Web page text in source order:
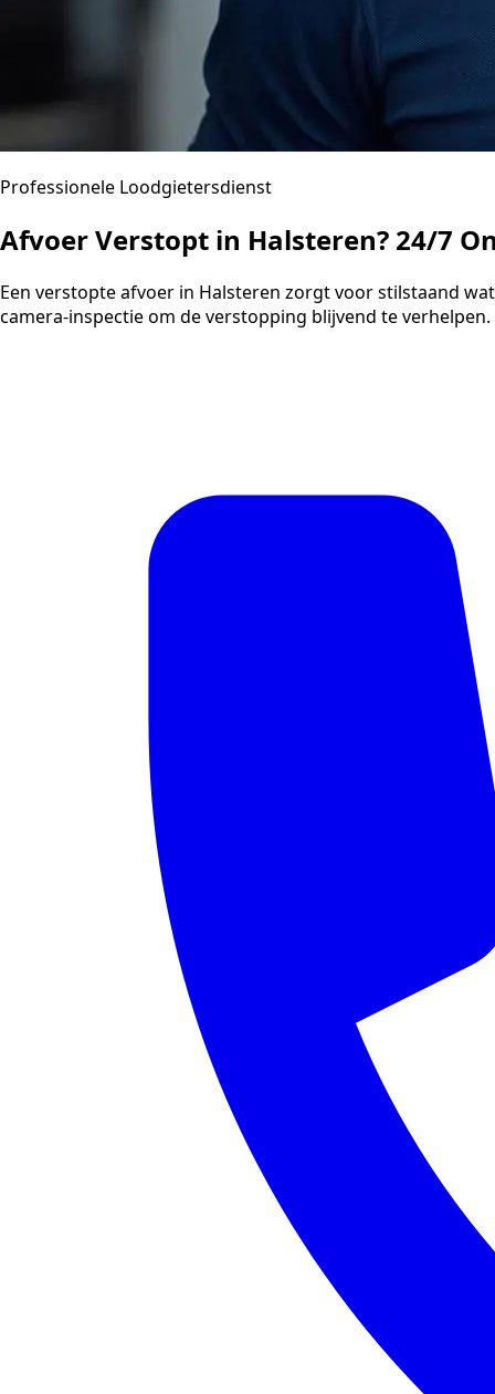
Professionele Loodgietersdienst
Afvoer Verstopt in Halsteren? 24/7
Een verstopte afvoer in Halsteren zorgt voor stilstaand
camera-inspectie om de verstopping blijvend te